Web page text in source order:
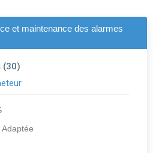
et maintenance des alarmes
(30)